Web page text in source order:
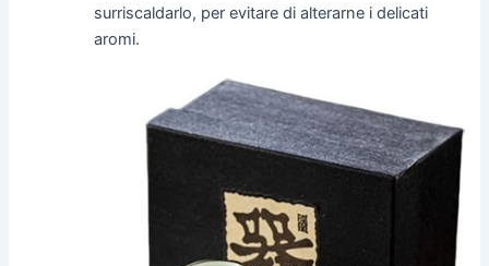
surriscaldarlo, per evitare di alterarne i delicati
aromi.